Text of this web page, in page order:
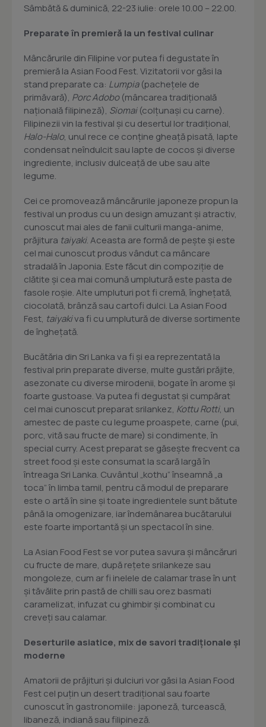
Sâmbătă & duminică, 22-23 iulie: orele 10.00 – 22.00.
Preparate în premieră la un festival culinar
Mâncărurile din Filipine vor putea fi degustate în
premieră la Asian Food Fest. Vizitatorii vor găsi la
stand preparate ca: Lumpia(pachețele de
primăvară), Porc Adobo(mâncarea tradițională
națională filipineză), Siomai(colțunași cu carne).
Filipinezii vin la festival și cu desertul lor tradițional,
Halo-Halo, unul rece ce conține gheață pisată, lapte
condensat neîndulcit sau lapte de cocos și diverse
ingrediente, inclusiv dulceață de ube sau alte
legume.
Cei ce promovează mâncărurile japoneze propun la
festival un produs cu un design amuzant și atractiv,
cunoscut mai ales de fanii culturii manga-anime,
prăjitura taiyaki. Aceasta are formă de pește și este
cel mai cunoscut produs vândut ca mâncare
stradală în Japonia. Este făcut din compoziție de
clătite și cea mai comună umplutură este pasta de
fasole roșie. Alte umpluturi pot fi cremă, înghețată,
ciocolată, brânză sau cartofi dulci. La Asian Food
Fest, taiyakiva fi cu umplutură de diverse sortimente
de înghețată.
Bucătăria din Sri Lanka va fi și ea reprezentată la
festival prin preparate diverse, multe gustări prăjite,
asezonate cu diverse mirodenii, bogate în arome și
foarte gustoase. Va putea fi degustat și cumpărat
cel mai cunoscut preparat srilankez, Kottu Rotti, un
amestec de paste cu legume proaspete, carne (pui,
porc, vită sau fructe de mare) si condimente, în
special curry. Acest preparat se găsește frecvent ca
street food și este consumat la scară largă în
întreaga Sri Lanka. Cuvântul „kothu” înseamnă „a
toca” în limba tamil, pentru că modul de preparare
este o artă în sine și toate ingredientele sunt bătute
până la omogenizare, iar îndemânarea bucătarului
este foarte importantă și un spectacol în sine.
La Asian Food Fest se vor putea savura și mâncăruri
cu fructe de mare, după rețete srilankeze sau
mongoleze, cum ar fi inelele de calamar trase în unt
și tăvălite prin pastă de chilli sau orez basmati
caramelizat, infuzat cu ghimbir și combinat cu
creveți sau calamar.
Deserturile asiatice, mix de savori tradiționale și
moderne
Amatorii de prăjituri și dulciuri vor găsi la Asian Food
Fest cel puțin un desert tradițional sau foarte
cunoscut în gastronomiile: japoneză, turcească,
libaneză, indiană sau filipineză.